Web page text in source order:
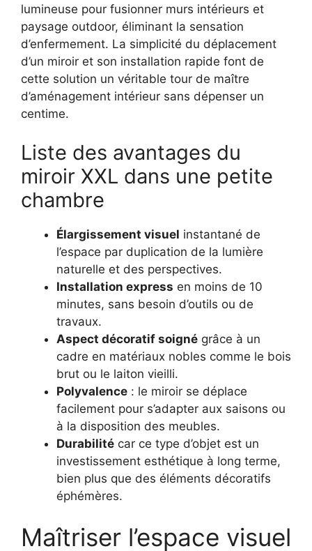
lumineuse pour fusionner murs intérieurs et
paysage outdoor, éliminant la sensation
d’enfermement. La simplicité du déplacement
d’un miroir et son installation rapide font de
cette solution un véritable tour de maître
d’aménagement intérieur sans dépenser un
centime.
Liste des avantages du
miroir XXL dans une petite
chambre
Élargissement visuel instantané de
l’espace par duplication de la lumière
naturelle et des perspectives.
Installation express en moins de 10
minutes, sans besoin d’outils ou de
travaux.
Aspect décoratif soigné grâce à un
cadre en matériaux nobles comme le bois
brut ou le laiton vieilli.
Polyvalence : le miroir se déplace
facilement pour s’adapter aux saisons ou
à la disposition des meubles.
Durabilité car ce type d’objet est un
investissement esthétique à long terme,
bien plus que des éléments décoratifs
éphémères.
Maîtriser l’espace visuel